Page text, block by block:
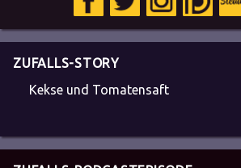
ZUFALLS-STORY
Kekse und Tomatensaft